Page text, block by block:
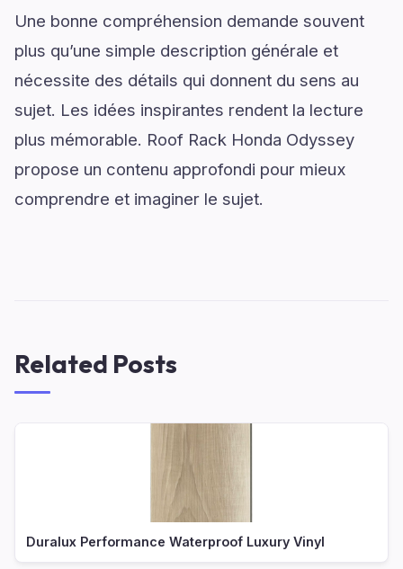
Une bonne compréhension demande souvent
plus qu’une simple description générale et
nécessite des détails qui donnent du sens au
sujet. Les idées inspirantes rendent la lecture
plus mémorable. Roof Rack Honda Odyssey
propose un contenu approfondi pour mieux
comprendre et imaginer le sujet.
Related Posts
Duralux Performance Waterproof Luxury Vinyl